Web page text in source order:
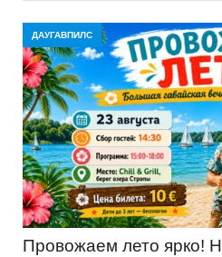
ДАУГАВПИЛС
Провожаем лето ярко!